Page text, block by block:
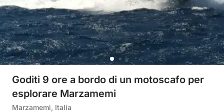
Goditi 9 ore a bordo di un motoscafo per
esplorare Marzamemi
Marzamemi, Italia